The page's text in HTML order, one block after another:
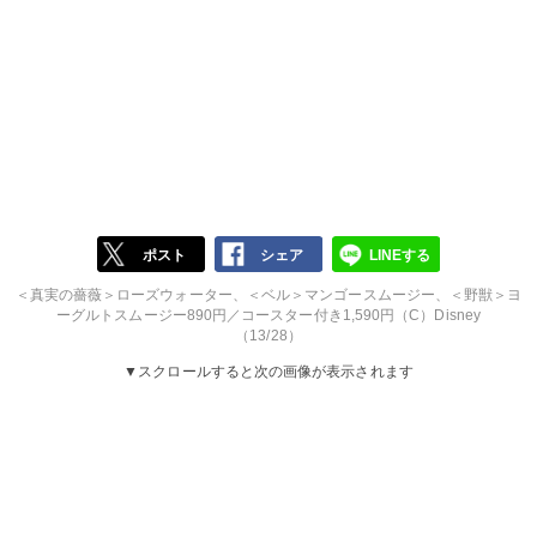
ポスト シェア LINEする
＜真実の薔薇＞ローズウォーター、＜ベル＞マンゴースムージー、＜野獣＞ヨ
ーグルトスムージー890円／コースター付き1,590円（C）Disney
（13/28）
▼スクロールすると次の画像が表示されます